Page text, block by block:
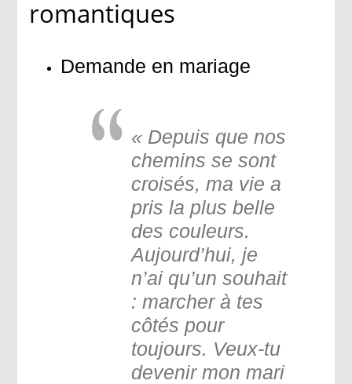
romantiques
Demande en mariage
« Depuis que nos
chemins se sont
croisés, ma vie a
pris la plus belle
des couleurs.
Aujourd’hui, je
n’ai qu’un souhait
: marcher à tes
côtés pour
toujours. Veux-tu
devenir mon mari